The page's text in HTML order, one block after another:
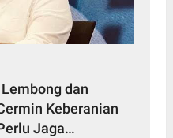
dan
Keberanian
Jaga